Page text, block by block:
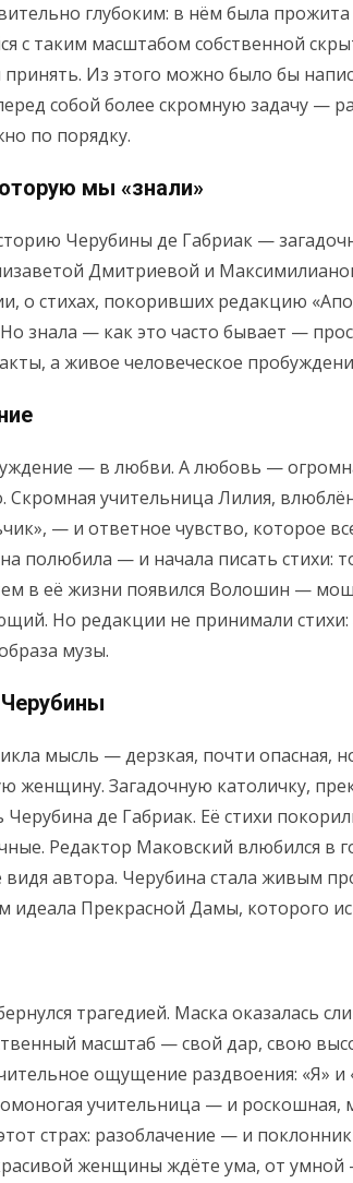
глубоким: в нём была
с таким масштабом собственной
Из этого можно было бы
собой более скромную задачу —
по порядку.
мы «знали»
Черубины де Габриак —
Дмитриевой и
о стихах, покоривших редакцию
знала — как это часто бывает —
а живое человеческое
— в любви. А любовь —
Скромная учительница Лилия,
— и ответное чувство, которое
полюбила — и начала писать стихи:
в её жизни появился Волошин —
Но редакции не принимали стихи:
музы.
мысль — дерзкая, почти опасная,
женщину. Загадочную католичку,
Черубина де Габриак. Её стихи
Редактор Маковский влюбился в
автора. Черубина стала живым
идеала Прекрасной Дамы, которого
трагедией. Маска оказалась
масштаб — свой дар, свою
ощущение раздвоения: «Я»
учительница — и роскошная,
страх: разоблачение — и
женщины ждёте ума, от умной